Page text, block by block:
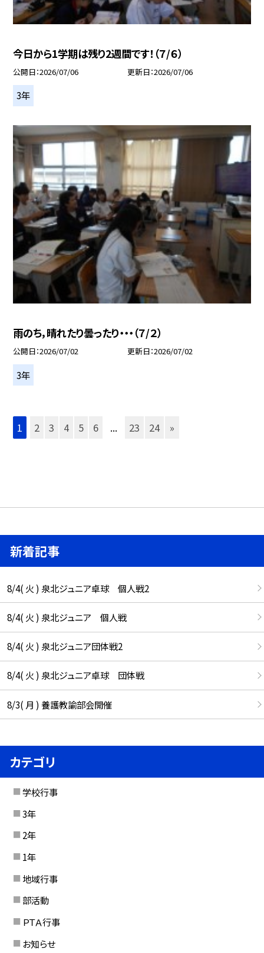
今日から1学期は残り2週間です！（７/６）
公開日 2026/07/06 更新日 2026/07/06
3年
雨のち，晴れたり曇ったり・・・（７/２）
公開日 2026/07/02 更新日 2026/07/02
3年
1 2 3 4 5 6 ... 23 24 »
新着記事
8/4( 火 ) 泉北ジュニア卓球 個人戦2
8/4( 火 ) 泉北ジュニア 個人戦
8/4( 火 ) 泉北ジュニア団体戦2
8/4( 火 ) 泉北ジュニア卓球 団体戦
8/3( 月 ) 養護教諭部会開催
カテゴリ
学校行事
3年
2年
1年
地域行事
部活動
ＰＴＡ行事
お知らせ